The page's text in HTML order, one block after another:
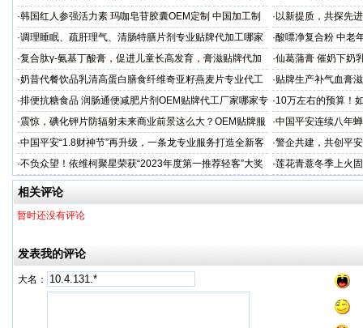
保肾取石术
你省下3万冤枉钱！
·韩国红人参强活力素 玛咖皂苷胶囊OEM定制 中国加工制
造商
· 以新提质，共探先
·调理睡眠、疏肝理气、清肠特膳片剂专业贴牌代加工哪家
专业
·酸嘌净复合粉 中老
·复合肽γ-氨基丁酸膏，促进儿童长高发育，膏滋贴牌代加
工厂家
·仙葛蒲膏 催奶下奶
家
·奶昔代餐饮品乳清高蛋白膳食纤维奇亚籽燕麦片专业代工
厂家
·贴牌生产补气血膏
·排便抗糖食品 润肠通便减肥片剂OEM贴牌代工厂家哪家专
业
·10万左右的预算！
·震惊，碘化钾片防辐射未来商业前景这么大？OEM贴牌服
务商
·中国平安连续八年
品牌"
·中国平安“1.8财神节”再升级，一条龙专业服务打造全新客
户体验
·警企共建，共创平
人才专项培训
·不负众望！依维柯聚星荣获“2023年度第一推荐轻客”大奖 ·莲花青薏冬季上火
工厂
相关评论
暂时还没有评论
发表我的评论
大名：